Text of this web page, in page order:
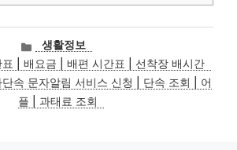
카
테
고
리
생활정보
표 | 배요금 | 배편 시간표 | 선착장 배시간
속 문자알림 서비스 신청 | 단속 조회 | 어
플 | 과태료 조회